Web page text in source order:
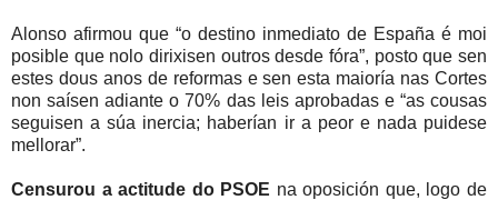
Alonso afirmou que “o destino inmediato de España é moi
posible que nolo dirixisen outros desde fóra”, posto que sen
estes dous anos de reformas e sen esta maioría nas Cortes
non saísen adiante o 70% das leis aprobadas e “as cousas
seguisen a súa inercia; haberían ir a peor e nada puidese
mellorar”.
Censurou a actitude do PSOE na oposición que, logo de